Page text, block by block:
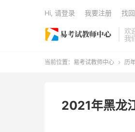
欢
我
Hi, 请登录 我要注册 找
当前位置： 易考试教师中心  历
2021年黑龙